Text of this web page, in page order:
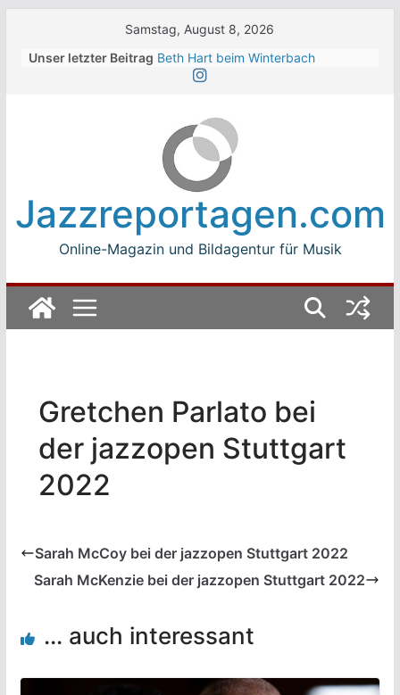
Samstag, August 8, 2026
Unser letzter Beitrag Beth Hart beim Winterbach
Zeltspektakel 2026
The Cinelli Brothers beim
Winterbach Zeltspektakel 2026
Jean-Michel Jarre bei den jazz open
Modena auf der Piazza Roma 2026
Beth Hart
Jazzreportagen.com
Online-Magazin und Bildagentur für Musik
Gretchen Parlato bei
der jazzopen Stuttgart
2022
Sarah McCoy bei der jazzopen Stuttgart 2022
Sarah McKenzie bei der jazzopen Stuttgart 2022
... auch interessant